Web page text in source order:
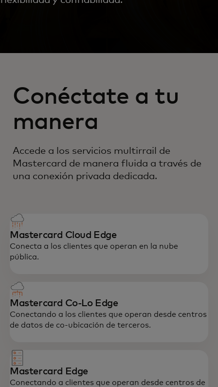
Conéctate a tu
manera
Accede a los servicios multirrail de
Mastercard de manera fluida a través de
una conexión privada dedicada.
Mastercard Cloud Edge
Conecta a los clientes que operan en la nube
pública.
Mastercard Co-Lo Edge
Conectando a los clientes que operan desde centros
de datos de co-ubicación de terceros.
Mastercard Edge
Conectando a clientes que operan desde centros de